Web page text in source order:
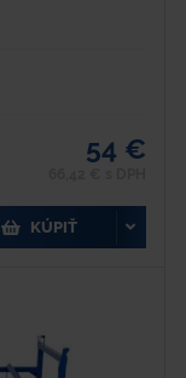
54 €
KÚPIŤ